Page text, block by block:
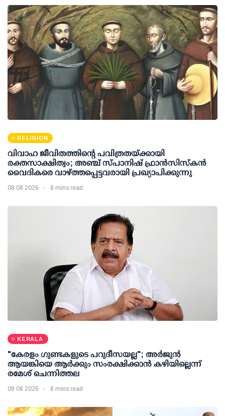
RELIGION
വിവാഹ ജീവിതത്തിന്റെ പവിത്രതയ്ക്കായി
രക്തസാക്ഷിത്വം; അഞ്ച് സ്പാനിഷ് ഫ്രാന്‍സിസ്‌കന്‍
വൈദികരെ വാഴ്ത്തപ്പെട്ടവരായി പ്രഖ്യാപിക്കുന്നു
08 08 2026 8 mins read
KERALA
"കേരളം ഗുണ്ടകളുടെ പറുദീസയല്ല"; അർജുൻ
ആയങ്കിയെ ആർക്കും സംരക്ഷിക്കാൻ കഴിയില്ലെന്ന്
രമേശ് ചെന്നിത്തല
09 08 2026 8 mins read